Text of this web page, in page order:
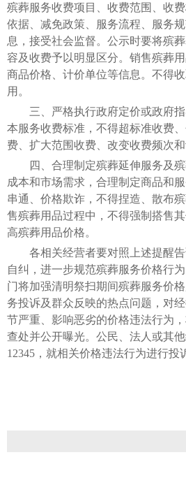
殡葬服务收费项目、收费范围、收
依据、减免政策、服务流程、服务
息，接受社会监督。公示时要将殡
容及收费予以明显区分。销售殡葬
商品价格、计价单位等信息。不得
用。
三、严格执行政府定价或政府指
本服务收费标准，不得超标准收费
费、扩大范围收费、改变收费频次和
四、合理制定殡葬延伸服务及殡
成本和市场需求，合理制定商品和
串通、价格欺诈，不得捏造、散布
售殡葬用品过程中，不得强制搭售
高殡葬用品价格。
各相关经营者要对照上述提醒告
自纠，进一步规范殡葬服务价格行
门将加强清明祭扫期间殡葬服务价
务投诉及群众反映的热点问题，对
节严重、影响恶劣的价格违法行为
查处并公开曝光。公民、法人或其他
12345，就相关价格违法行为进行投